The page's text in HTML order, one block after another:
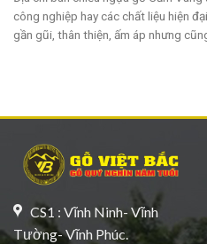
công nghiệp hay các chất liệu hiện
gần gũi, thân thiện, ấm áp nhưng
CS1 : Vĩnh Ninh- Vĩnh
Tường- Vĩnh Phúc.